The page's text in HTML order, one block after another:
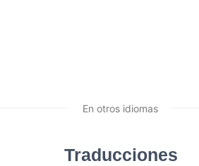
En otros idiomas
Traducciones